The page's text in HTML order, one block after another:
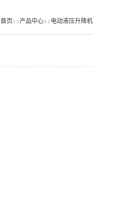
首页>>产品中心>>电动液压升降机